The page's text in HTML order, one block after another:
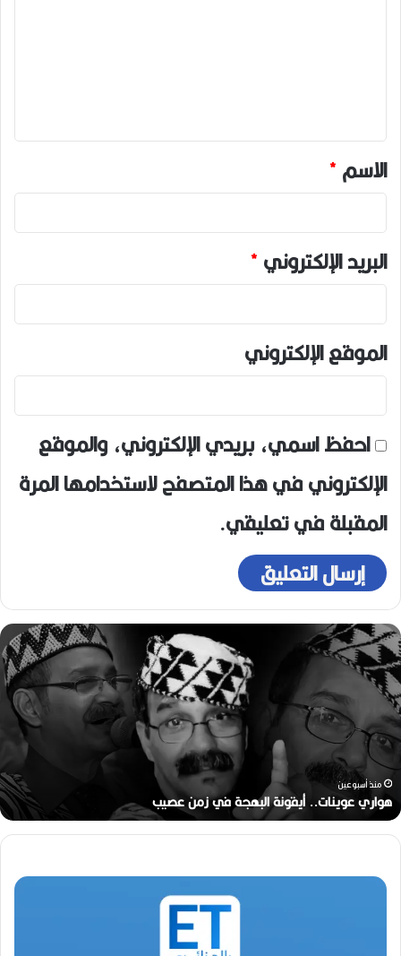
ق
*
الاسم*
البريد الإلكتروني*
الموقع الإلكتروني
احفظ اسمي، بريدي الإلكتروني، والموقع
الإلكتروني في هذا المتصفح لاستخدامها المرة
المقبلة في تعليقي.
ر
ح
ي
ل
ا
ل
م
خ
ج
ا
ل
منذ أسبوعين
رحيل المخرج القدير محمد الأمين مرباح (1946-2026)